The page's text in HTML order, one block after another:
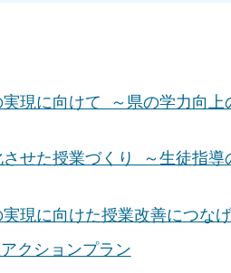
実現に向けて ～県の学力向
せた授業づくり ～生徒指
現に向けた授業改善につな
クションプラン